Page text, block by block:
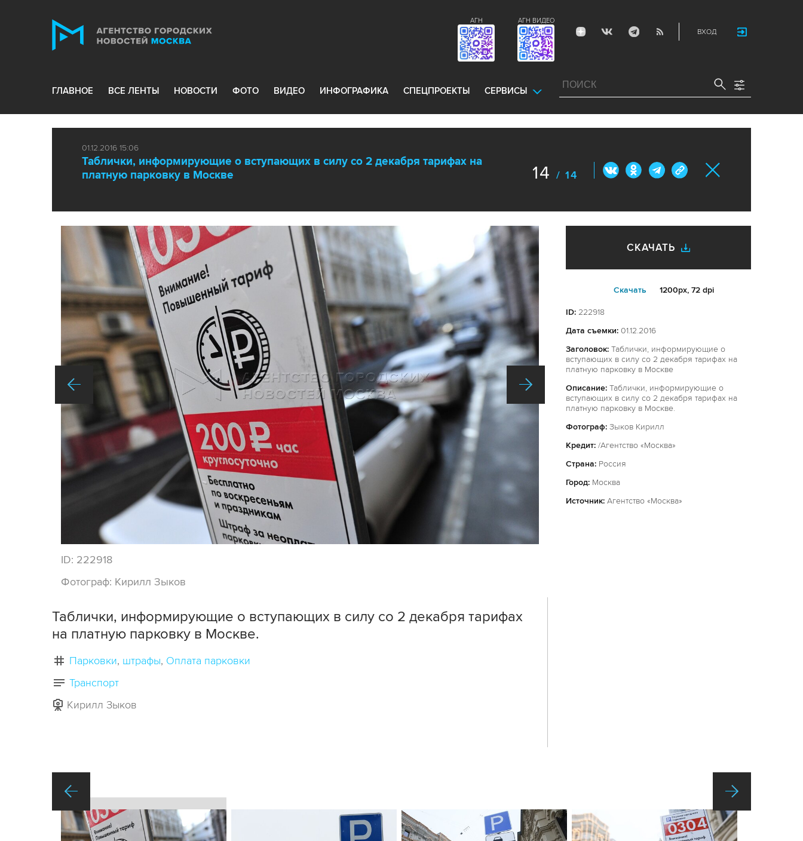
ВХОД
АГН ВИДЕО
АГН
ГЛАВНОЕ ВСЕ ЛЕНТЫ НОВОСТИ ФОТО ВИДЕО ИНФОГРАФИКА СПЕЦПРОЕКТЫ СЕРВИСЫ
01.12.2016 15:06
Таблички, информирующие о вступающих в силу со 2 декабря тарифах на
платную парковку в Москве
14 / 14
ID: 222918
Фотограф: Кирилл Зыков
СКАЧАТЬ
Cкачать 1200px, 72 dpi
ID: 222918
Дата съемки: 01.12.2016
Заголовок: Таблички, информирующие о
вступающих в силу со 2 декабря тарифах на
платную парковку в Москве
Описание: Таблички, информирующие о
вступающих в силу со 2 декабря тарифах на
платную парковку в Москве.
Фотограф: Зыков Кирилл
Кредит: /Агентство «Москва»
Страна: Россия
Город: Москва
Источник: Агентство «Москва»
Таблички, информирующие о вступающих в силу со 2 декабря тарифах
на платную парковку в Москве.
Парковки штрафы Оплата парковки
Транспорт
Кирилл Зыков